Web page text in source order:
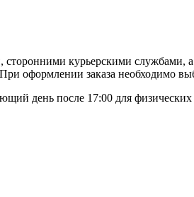
курьерскими службами,
оформлении заказа необходимо
день после 17:00 для